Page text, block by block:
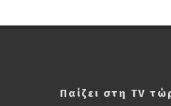
Παίζει στη TV